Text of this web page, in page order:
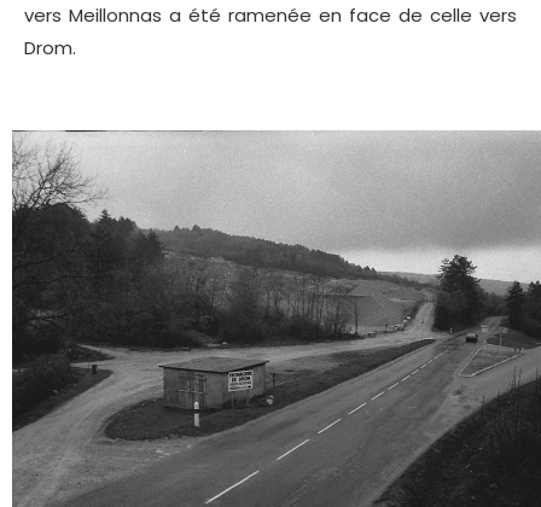
vers Meillonnas a été ramenée en face de celle vers
Drom.